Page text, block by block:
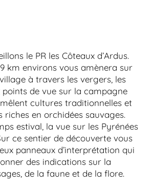
le PR les Côteaux d’Ardus.
km environs vous amènera sur
à travers les vergers, les
points de vue sur la campagne
cultures traditionnelles et
riches en orchidées sauvages.
estival, la vue sur les Pyrénées
ce sentier de découverte vous
panneaux d’interprétation qui
des indications sur la
de la faune et de la flore.